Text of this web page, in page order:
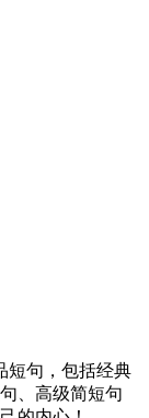
短句，包括经典
、高级简短句